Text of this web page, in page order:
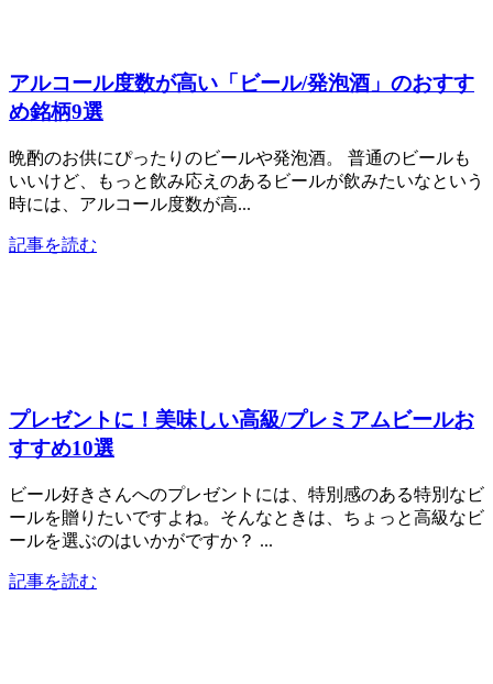
アルコール度数が高い「ビール/発泡酒」のおすす
め銘柄9選
晩酌のお供にぴったりのビールや発泡酒。 普通のビールも
いいけど、もっと飲み応えのあるビールが飲みたいなという
時には、アルコール度数が高...
記事を読む
プレゼントに！美味しい高級/プレミアムビールお
すすめ10選
ビール好きさんへのプレゼントには、特別感のある特別なビ
ールを贈りたいですよね。そんなときは、ちょっと高級なビ
ールを選ぶのはいかがですか？ ...
記事を読む